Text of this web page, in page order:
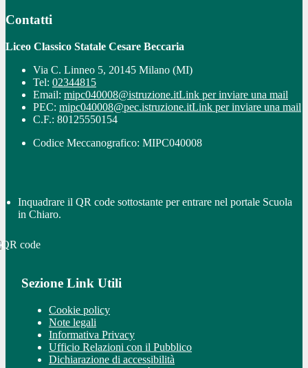
Contatti
Liceo Classico Statale Cesare Beccaria
Via C. Linneo 5, 20145 Milano (MI)
Tel: 02344815
Email: mipc040008@istruzione.itLink per inviare una mail
PEC: mipc040008@pec.istruzione.itLink per inviare una mail
C.F.: 80125550154
Codice Meccanografico: MIPC040008
Inquadrare il QR code sottostante per entrare nel portale Scuola
in Chiaro.
Sezione Link Utili
Cookie policy
Note legali
Informativa Privacy
Ufficio Relazioni con il Pubblico
Dichiarazione di accessibilità